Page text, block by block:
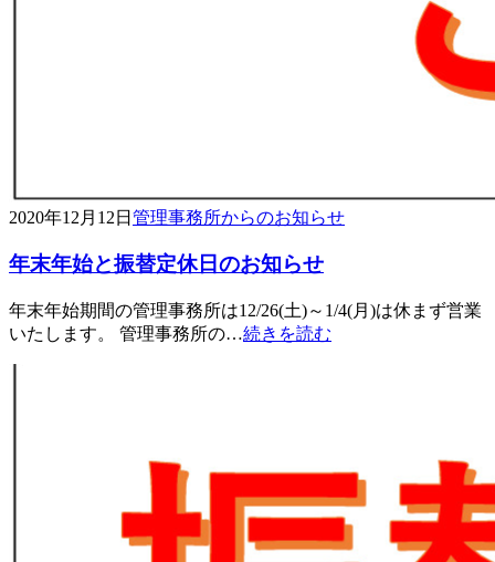
2020年12月12日 管理事務所からのお知らせ
年末年始と振替定休日のお知らせ
年末年始期間の管理事務所は12/26(土)～1/4(月)は休まず営業
いたします。 管理事務所の…続きを読む